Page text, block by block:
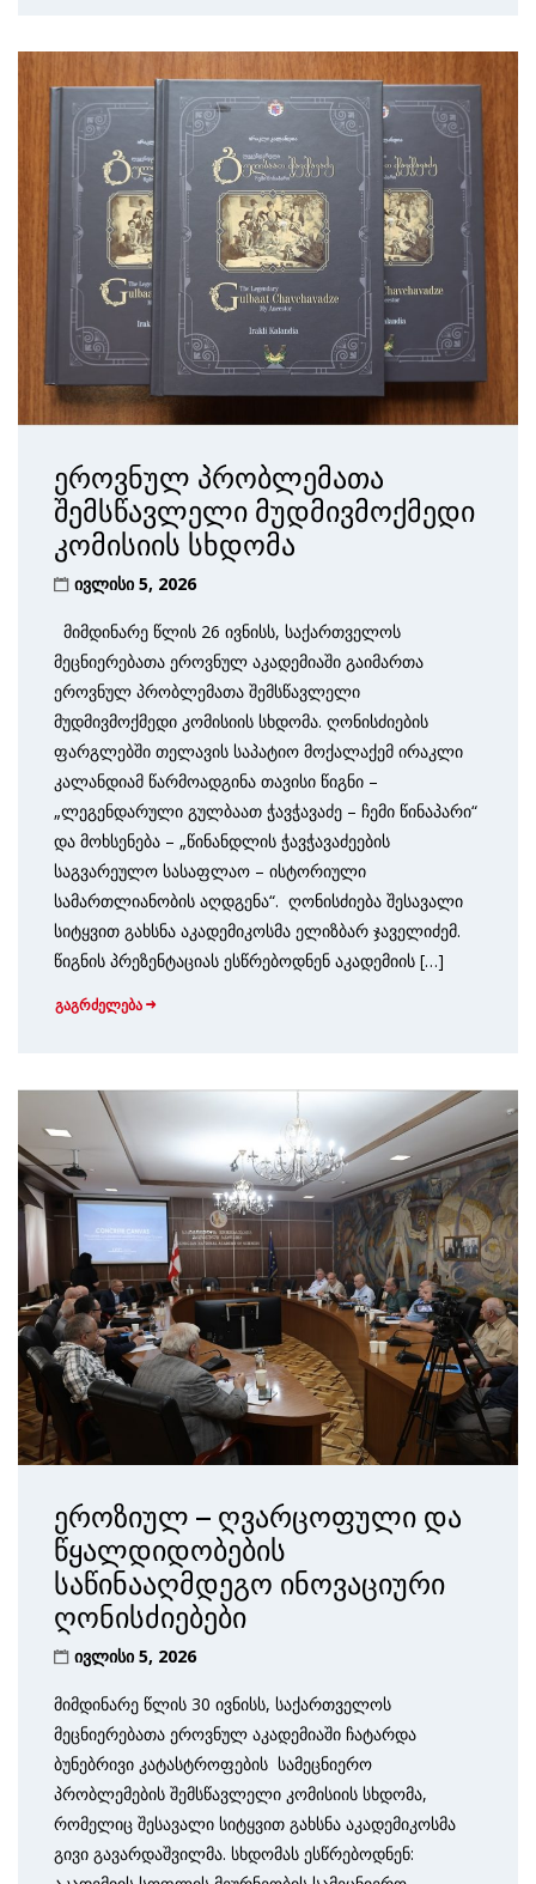
ეროვნულ პრობლემათა
შემსწავლელი მუდმივმოქმედი
კომისიის სხდომა
ივლისი 5, 2026
მიმდინარე წლის 26 ივნისს, საქართველოს
მეცნიერებათა ეროვნულ აკადემიაში გაიმართა
ეროვნულ პრობლემათა შემსწავლელი
მუდმივმოქმედი კომისიის სხდომა. ღონისძიების
ფარგლებში თელავის საპატიო მოქალაქემ ირაკლი
კალანდიამ წარმოადგინა თავისი წიგნი –
„ლეგენდარული გულბაათ ჭავჭავაძე – ჩემი წინაპარი“
და მოხსენება – „წინანდლის ჭავჭავაძეების
საგვარეულო სასაფლაო – ისტორიული
სამართლიანობის აღდგენა“. ღონისძიება შესავალი
სიტყვით გახსნა აკადემიკოსმა ელიზბარ ჯაველიძემ.
წიგნის პრეზენტაციას ესწრებოდნენ აკადემიის […]
გაგრძელება
ეროზიულ – ღვარცოფული და
წყალდიდობების
საწინააღმდეგო ინოვაციური
ღონისძიებები
ივლისი 5, 2026
მიმდინარე წლის 30 ივნისს, საქართველოს
მეცნიერებათა ეროვნულ აკადემიაში ჩატარდა
ბუნებრივი კატასტროფების სამეცნიერო
პრობლემების შემსწავლელი კომისიის სხდომა,
რომელიც შესავალი სიტყვით გახსნა აკადემიკოსმა
გივი გავარდაშვილმა. სხდომას ესწრებოდნენ: